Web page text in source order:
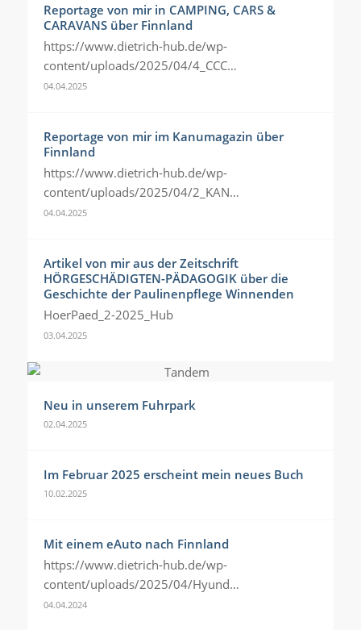
Reportage von mir in CAMPING, CARS &
CARAVANS über Finnland
https://www.dietrich-hub.de/wp-
content/uploads/2025/04/4_CCC…
04.04.2025
Reportage von mir im Kanumagazin über
Finnland
https://www.dietrich-hub.de/wp-
content/uploads/2025/04/2_KAN…
04.04.2025
Artikel von mir aus der Zeitschrift
HÖRGESCHÄDIGTEN-PÄDAGOGIK über die
Geschichte der Paulinenpflege Winnenden
HoerPaed_2-2025_Hub
03.04.2025
Neu in unserem Fuhrpark
02.04.2025
Im Februar 2025 erscheint mein neues Buch
10.02.2025
Mit einem eAuto nach Finnland
https://www.dietrich-hub.de/wp-
content/uploads/2025/04/Hyund…
04.04.2024